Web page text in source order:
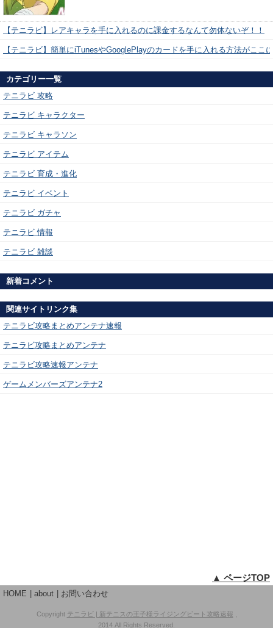
【テニラビ】レアキャラを手に入れるのに課金するなんて勿体ないぞ！！
【テニラビ】簡単にiTunesやGooglePlayのカードを手に入れる方法がここ
カテゴリー一覧
テニラビ 攻略
テニラビ キャラクター
テニラビ キャラソン
テニラビ アイテム
テニラビ 育成・進化
テニラビ イベント
テニラビ ガチャ
テニラビ 情報
テニラビ 雑談
新着コメント
関連サイトリンク集
テニラビ攻略まとめアンテナ速報
テニラビ攻略まとめアンテナ
テニラビ攻略速報アンテナ
ゲームメンバーズアンテナ2
▲ ページTOP
HOME about お問い合わせ
Copyright テニラビ | 新テニスの王子様ライジングビート攻略速報
2014 All Rights Reserved.